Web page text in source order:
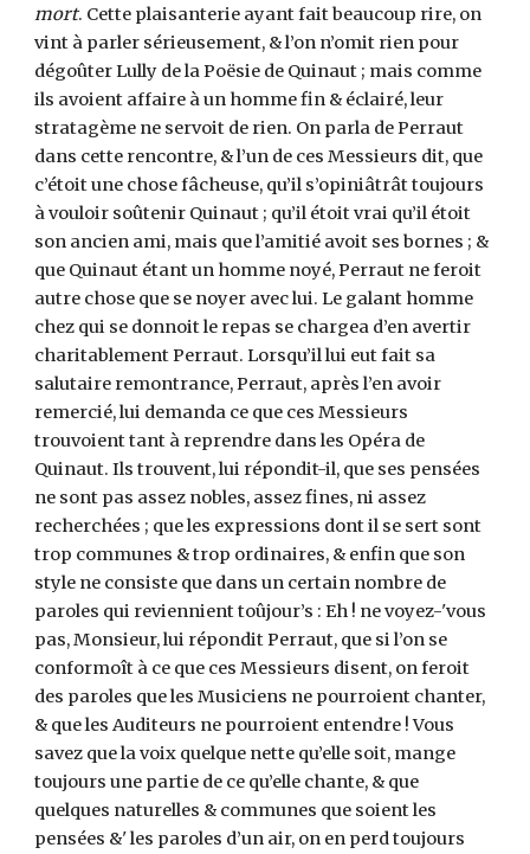
mort. Cette plaisanterie ayant fait beaucoup rire, on
vint à parler sérieusement, & l’on n’omit rien pour
dégoûter Lully de la Poësie de Quinaut ; mais comme
ils avoient affaire à un homme fin & éclairé, leur
stratagème ne servoit de rien. On parla de Perraut
dans cette rencontre, & l’un de ces Messieurs dit, que
c’étoit une chose fâcheuse, qu’il s’opiniâtrât toujours
à vouloir soûtenir Quinaut ; qu’il étoit vrai qu’il étoit
son ancien ami, mais que l’amitié avoit ses bornes ; &
que Quinaut étant un homme noyé, Perraut ne feroit
autre chose que se noyer avec lui. Le galant homme
chez qui se donnoit le repas se chargea d’en avertir
charitablement Perraut. Lorsqu’il lui eut fait sa
salutaire remontrance, Perraut, après l’en avoir
remercié, lui demanda ce que ces Messieurs
trouvoient tant à reprendre dans les Opéra de
Quinaut. Ils trouvent, lui répondit-il, que ses pensées
ne sont pas assez nobles, assez fines, ni assez
recherchées ; que les expressions dont il se sert sont
trop communes & trop ordinaires, & enfin que son
style ne consiste que dans un certain nombre de
paroles qui reviennient toûjour’s : Eh ! ne voyez-'vous
pas, Monsieur, lui répondit Perraut, que si l’on se
conformoît à ce que ces Messieurs disent, on feroit
des paroles que les Musiciens ne pourroient chanter,
& que les Auditeurs ne pourroient entendre ! Vous
savez que la voix quelque nette qu’elle soit, mange
toujours une partie de ce qu’elle chante, & que
quelques naturelles & communes que soient les
pensées &' les paroles d’un air, on en perd toujours